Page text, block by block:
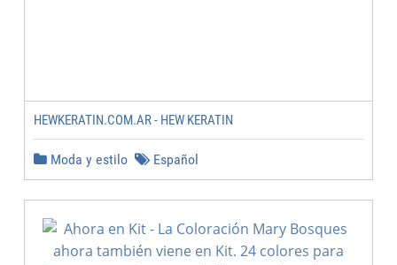
HEWKERATIN.COM.AR - HEW KERATIN
Moda y estilo Español